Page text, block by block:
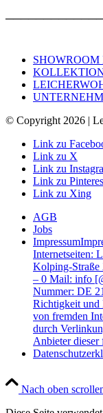
© Copyright 2026 |
Link zu
Link zu X
Link zu
Link zu
Link zu Xing
AGB
Jobs
Impressum
Internetseiten:
Kolping-Straße
– 0 Mail: info
Nummer: DE
Richtigkeit und
von fremden
durch
Anbieter dieser
Nach oben